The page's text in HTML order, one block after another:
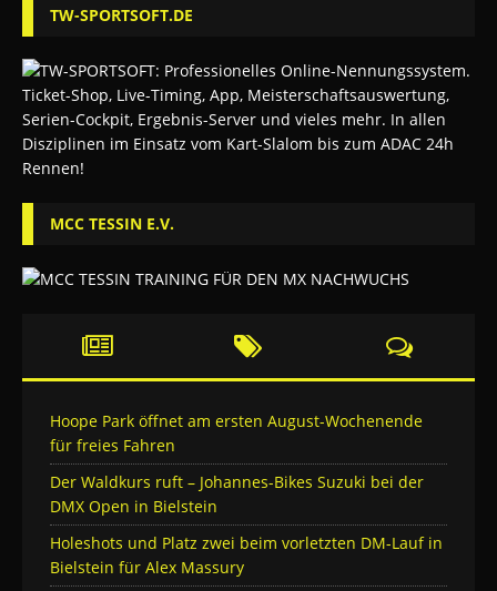
TW-SPORTSOFT.DE
MCC TESSIN E.V.
Hoope Park öffnet am ersten August-Wochenende
für freies Fahren
Der Waldkurs ruft – Johannes-Bikes Suzuki bei der
DMX Open in Bielstein
Holeshots und Platz zwei beim vorletzten DM-Lauf in
Bielstein für Alex Massury